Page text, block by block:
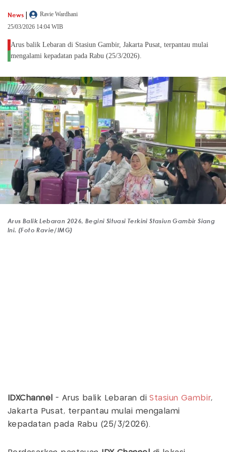
News |
Ravie Wardhani
25/03/2026 14:04 WIB
Arus balik Lebaran di Stasiun Gambir, Jakarta Pusat, terpantau mulai
mengalami kepadatan pada Rabu (25/3/2026).
Arus Balik Lebaran 2026, Begini Situasi Terkini Stasiun Gambir Siang
Ini. (Foto Ravie/IMG)
IDXChannel - Arus balik Lebaran diStasiun Gambir,
Jakarta Pusat, terpantau mulai mengalami
kepadatan pada Rabu (25/3/2026).